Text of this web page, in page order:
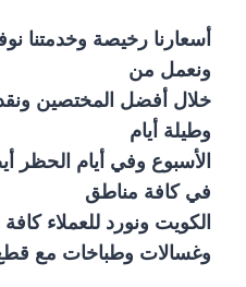
أسعارنا رخيصة وخدمتنا
ونعمل من
خلال أفضل المختصين
وطيلة أيام
الأسبوع وفي أيام الحظر
في كافة مناطق
الكويت ونورد للعملاء
وغسالات وطباخات مع قطع